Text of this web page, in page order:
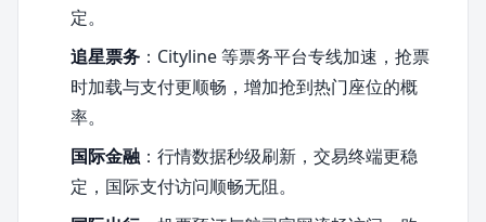
定。
追星票务 ：Cityline 等票务平台专线加速，抢票
时加载与支付更顺畅，增加抢到热门座位的概
率。
国际金融 ：行情数据秒级刷新，交易终端更稳
定，国际支付访问顺畅无阻。